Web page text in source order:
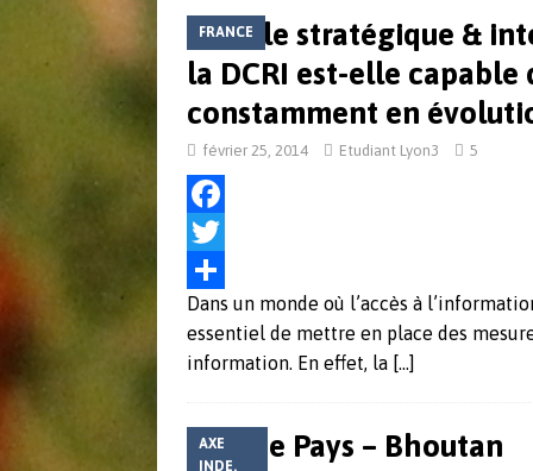
o
o
k
t
e
r
t
a
g
e
r
FRANCE
Veille stratégique &
la DCRI est-elle capable
constamment en
février 25, 2014 Etudiant Lyon3 5
F
a
c
e
o
T
w
i
t
P
a
t
Dans un monde où l’accès à
essentiel de mettre en place des
information. En effet, la […]
AXE
INDE,
Fiche Pays – Bhoutan